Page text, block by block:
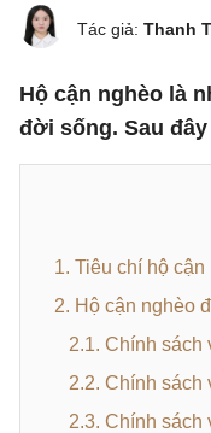
Tác giả: Thanh
Hộ cận nghèo là
đời sống. Sau
1. Tiêu chí hộ cận
2. Hộ cận nghèo
2.1. Chính sách
2.2. Chính sách
2.3. Chính